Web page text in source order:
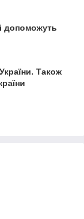
допоможуть
Також